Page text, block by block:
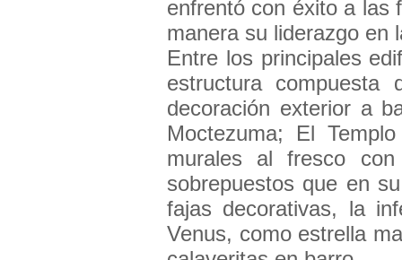
enfrentó con éxito a las
manera su liderazgo en
Entre los principales
estructura
decoración exterior a
Moctezuma; El
murales al fresco
sobrepuestos que en
fajas decorativas, la
Venus, como estrella